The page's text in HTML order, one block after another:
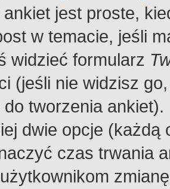
jest proste,
w temacie, jeśli
widzieć formularz
(jeśli nie widzisz
tworzenia
dwie opcje
czas trwania